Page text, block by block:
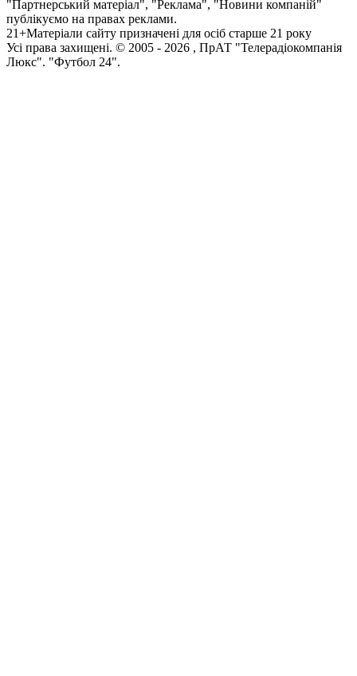
"Партнерський матеріал", "Реклама", "Новини компаній"
публікуємо на правах реклами.
21+Матеріали сайту призначені для осіб старше 21 року
Усi права захищенi. © 2005 - 2026 , ПрАТ "Телерадіокомпанія
Люкс". "Футбол 24".